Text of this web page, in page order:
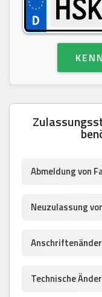
Abmeldung von
Neuzulassung
Technische